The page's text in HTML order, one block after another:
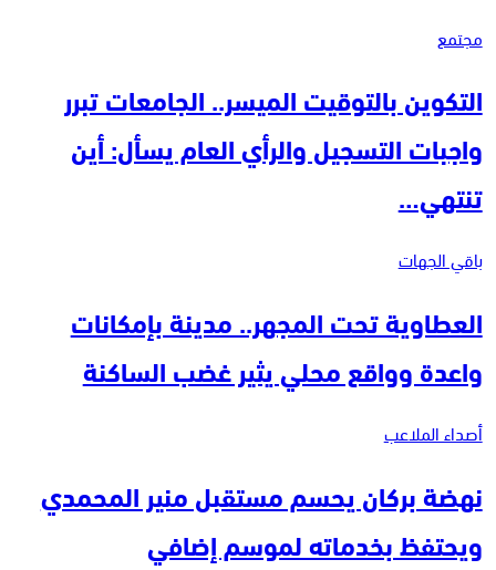
مجتمع
التكوين بالتوقيت الميسر.. الجامعات تبرر
واجبات التسجيل والرأي العام يسأل: أين
تنتهي…
باقي الجهات
العطاوية تحت المجهر.. مدينة بإمكانات
واعدة وواقع محلي يثير غضب الساكنة
أصداء الملاعب
نهضة بركان يحسم مستقبل منير المحمدي
ويحتفظ بخدماته لموسم إضافي